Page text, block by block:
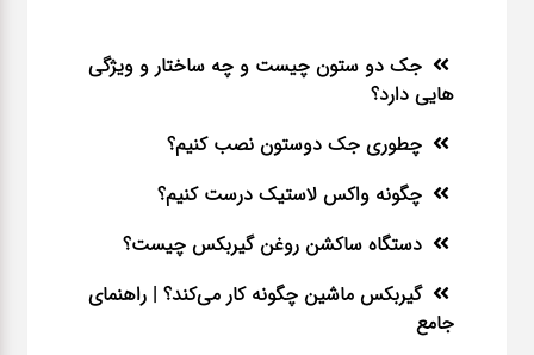
جک دو ستون چیست و چه ساختار و ویژگی
هایی دارد؟
چطوری جک دوستون نصب کنیم؟
چگونه واکس لاستیک درست کنیم؟
دستگاه ساکشن روغن گیربکس چیست؟
گیربکس ماشین چگونه کار می‌کند؟ | راهنمای
جامع